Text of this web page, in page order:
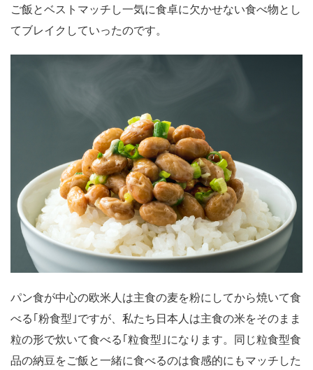
ご飯とベストマッチし一気に食卓に欠かせない食べ物とし
てブレイクしていったのです。
パン食が中心の欧米人は主食の麦を粉にしてから焼いて食
べる｢粉食型｣ですが、私たち日本人は主食の米をそのまま
粒の形で炊いて食べる｢粒食型｣になります。同じ粒食型食
品の納豆をご飯と一緒に食べるのは食感的にもマッチした